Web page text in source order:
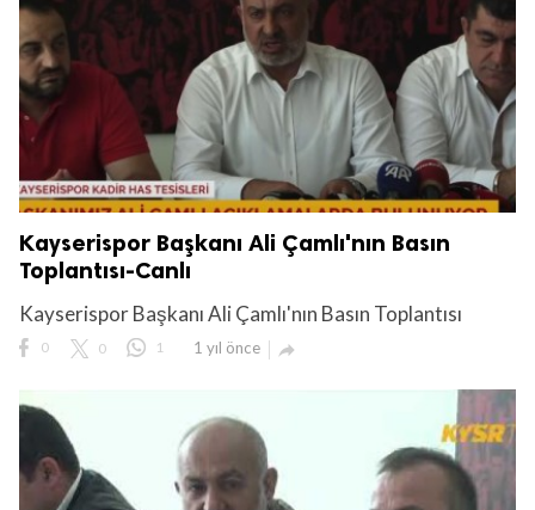
Kayserispor Başkanı Ali Çamlı'nın Basın
Toplantısı-Canlı
Kayserispor Başkanı Ali Çamlı'nın Basın Toplantısı
0 0 1 1 yıl önce 